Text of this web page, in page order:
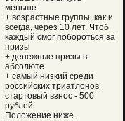
меньше.
+ возрастные группы, как и
всегда, через 10 лет. Чтоб
каждый смог побороться за
призы
+ денежные призы в
абсолюте
+ самый низкий среди
российских триатлонов
стартовый взнос - 500
рублей.
Положение ниже.